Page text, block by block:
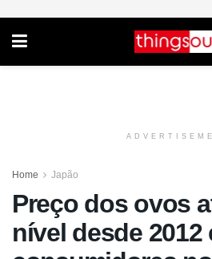
Home Japão
Preço dos ovos
nível desde 2012